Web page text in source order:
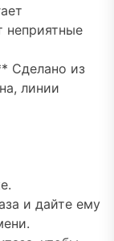
неприятные
Сделано из
линии
и дайте ему